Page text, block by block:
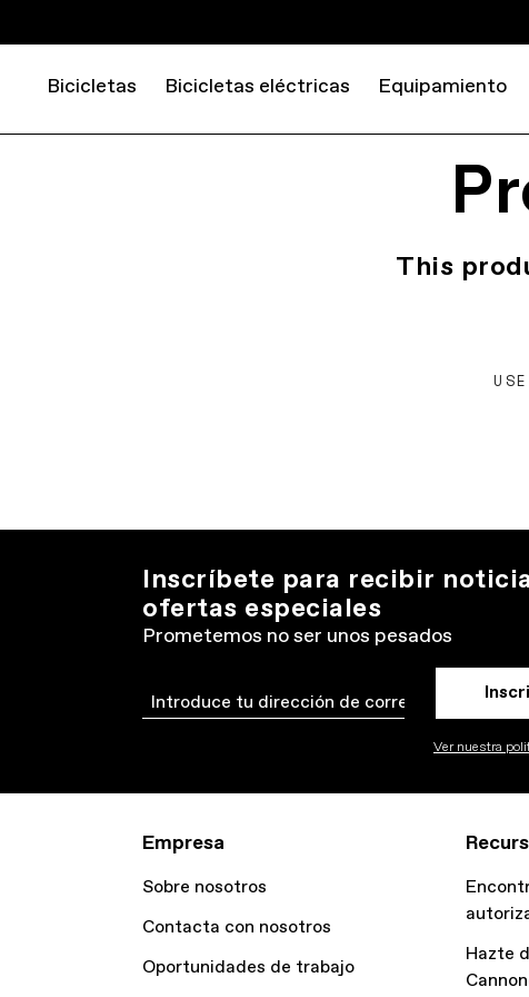
Bicicletas Bicicletas eléctricas Equipamiento
This
Inscríbete para recibir
ofertas especiales
Prometemos no ser unos pesados
Email
Ver nuestra
Empresa
Sobre nosotros
Contacta con nosotros
Oportunidades de trabajo
Hazte